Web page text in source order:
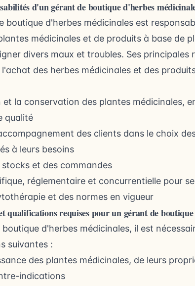
d'un gérant de boutique d'herbes
boutique d'herbes médicinales est
médicinales et de produits à base de
divers maux et troubles. Ses principales
des herbes médicinales et des
la conservation des plantes médicinales,
qualité
des clients dans le choix
à leurs besoins
et des commandes
réglementaire et concurrentielle pour
et des normes en vigueur
qualifications requises pour un gérant de
boutique d'herbes médicinales, il est
suivantes :
des plantes médicinales, de leurs
indications